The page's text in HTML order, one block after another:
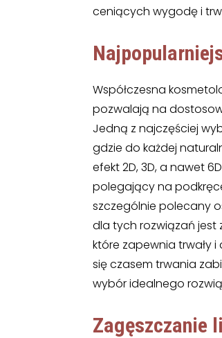
ceniących wygodę i
Współczesna
pozwalają na
Jedną z najczęściej
gdzie do każdej
efekt 2D, 3D, a nawet
polegający na
szczególnie polecany
dla tych rozwiązań jest
które zapewnia trwały
się czasem trwania
wybór idealnego
Zagęszczanie